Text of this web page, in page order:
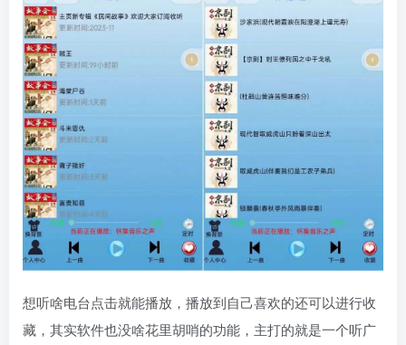
想听啥电台点击就能播放，播放到自己喜欢的还可以进行收
藏，其实软件也没啥花里胡哨的功能，主打的就是一个听广